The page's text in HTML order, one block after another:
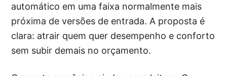
automático em uma faixa normalmente mais
próxima de versões de entrada. A proposta é
clara: atrair quem quer desempenho e conforto
sem subir demais no orçamento.